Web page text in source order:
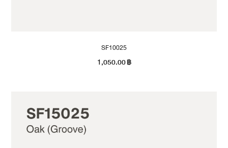
SF10025
1,050.00฿